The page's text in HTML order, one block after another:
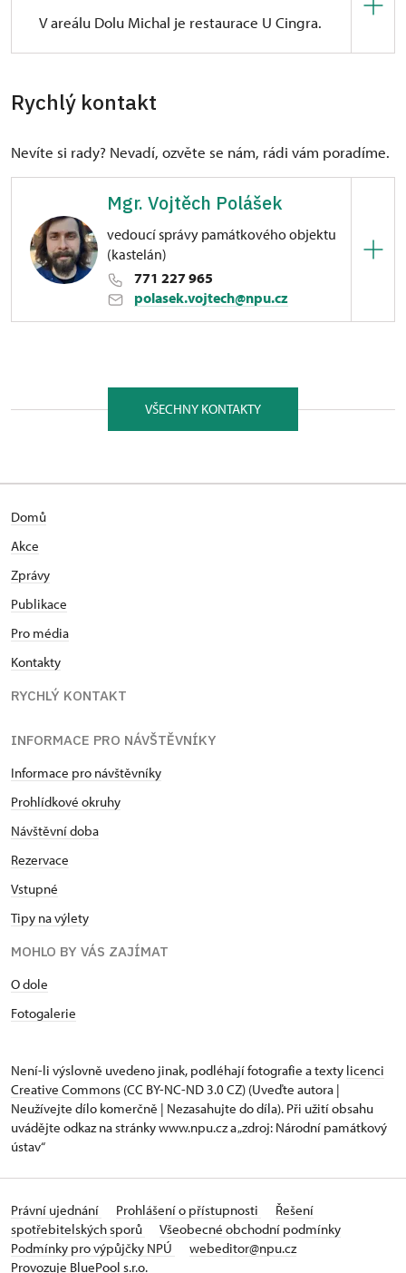
V areálu Dolu Michal je restaurace U Cingra.
jídel.
Rychlý kontakt
Nevíte si rady? Nevadí, ozvěte se nám, rádi vám poradíme.
Mgr. Vojtěch Polášek
vedoucí správy památkového objektu
(kastelán)
771 227 965
polasek.vojtech@npu.cz
Vystudoval obor Ochrana kulturního dědictví,
miluje svoji manželku a kocoura Pierra. Od února
VŠECHNY KONTAKTY
Domů
Akce
Zprávy
Publikace
Pro média
Kontakty
RYCHLÝ KONTAKT
INFORMACE PRO NÁVŠTĚVNÍKY
Informace pro návštěvníky
Prohlídkové okruhy
Návštěvní doba
Rezervace
Vstupné
Tipy na výlety
MOHLO BY VÁS ZAJÍMAT
O dole
Fotogalerie
Není-li výslovně uvedeno jinak, podléhají fotografie a texty licenci
Creative Commons (CC BY-NC-ND 3.0 CZ) (Uveďte autora |
Neužívejte dílo komerčně | Nezasahujte do díla). Při užití obsahu
uvádějte odkaz na stránky www.npu.cz a „zdroj: Národní památkový
ústav“
Právní ujednání Prohlášení o přístupnosti
Řešení
spotřebitelských sporů
Všeobecné obchodní podmínky
Podmínky pro výpůjčky NPÚ
webeditor@npu.cz
Provozuje BluePool s.r.o.